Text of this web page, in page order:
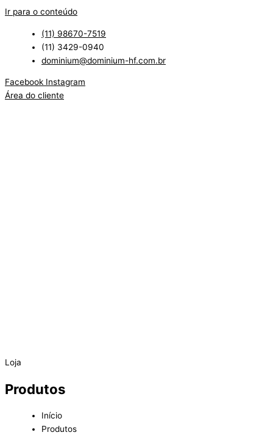
Ir para o conteúdo
(11) 98670-7519
(11) 3429-0940
dominium@dominium-hf.com.br
Facebook Instagram
Área do cliente
Loja
Produtos
Início
Produtos